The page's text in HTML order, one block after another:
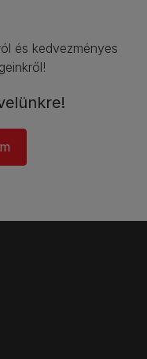
és kedvezményes